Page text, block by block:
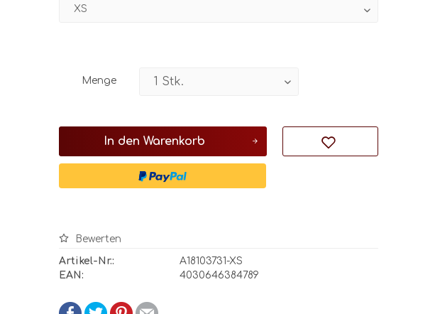
Menge
In den Warenkorb
Bewerten
Artikel-Nr.:
A18103731-XS
EAN:
4030646384789